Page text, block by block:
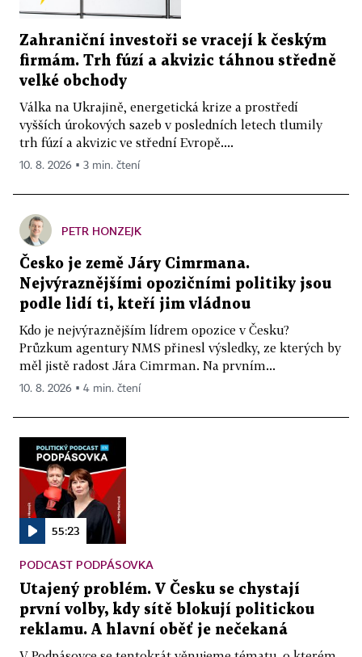
Zahraniční investoři se vracejí k českým
firmám. Trh fúzí a akvizic táhnou středně
velké obchody
Válka na Ukrajině, energetická krize a prostředí
vyšších úrokových sazeb v posledních letech tlumily
trh fúzí a akvizic ve střední Evropě....
10. 8. 2026 ▪ 3 min. čtení
PETR HONZEJK
Česko je země Járy Cimrmana.
Nejvýraznějšími opozičními politiky jsou
podle lidí ti, kteří jim vládnou
Kdo je nejvýraznějším lídrem opozice v Česku?
Průzkum agentury NMS přinesl výsledky, ze kterých by
měl jistě radost Jára Cimrman. Na prvním...
10. 8. 2026 ▪ 4 min. čtení
55:23
PODCAST PODPÁSOVKA
Utajený problém. V Česku se chystají
první volby, kdy sítě blokují politickou
reklamu. A hlavní oběť je nečekaná